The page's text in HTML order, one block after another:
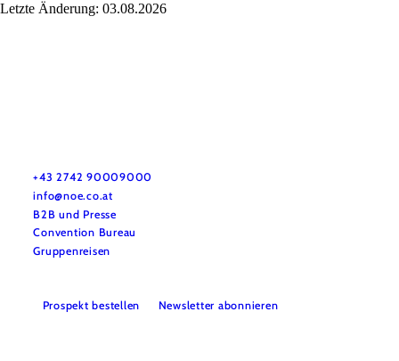
Letzte Änderung: 03.08.2026
+43 2742 90009000
info@noe.co.at
B2B und Presse
Convention Bureau
Gruppenreisen
Prospekt bestellen Newsletter abonnieren